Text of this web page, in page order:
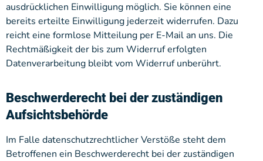
ausdrücklichen Einwilligung möglich. Sie können eine
bereits erteilte Einwilligung jederzeit widerrufen. Dazu
reicht eine formlose Mitteilung per E-Mail an uns. Die
Rechtmäßigkeit der bis zum Widerruf erfolgten
Datenverarbeitung bleibt vom Widerruf unberührt.
Beschwerderecht bei der zuständigen
Aufsichtsbehörde
Im Falle datenschutzrechtlicher Verstöße steht dem
Betroffenen ein Beschwerderecht bei der zuständigen